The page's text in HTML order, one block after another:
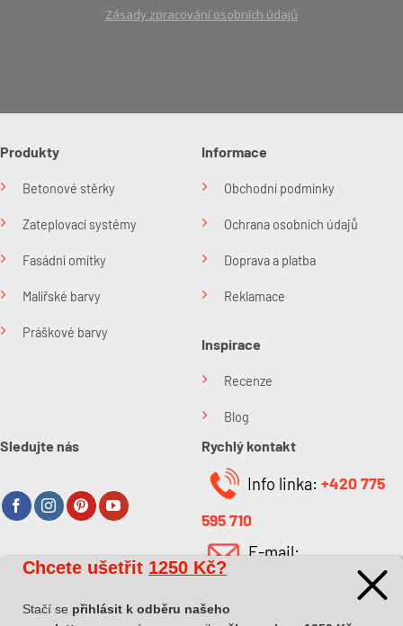
Zásady zpracování osobních údajů
Produkty
Betonové stěrky
Zateplovací systémy
Fasádní omítky
Malířské barvy
Práškové barvy
Informace
Obchodní podmínky
Ochrana osobních údajů
Doprava a platba
Reklamace
Inspirace
Recenze
Blog
Sledujte nás
O společnosti
O nás
Rychlý kontakt
Info linka: +420 775
595 710
E-mail:
Chcete ušetřit 1250 Kč?
Stačí se přihlásit k odběru našeho